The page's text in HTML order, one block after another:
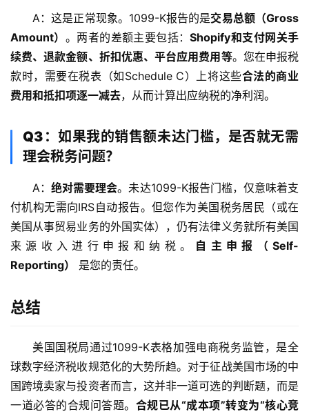
A：这是正常现象。1099-K报告的是交易总额（Gross
Amount） 。两者的差额主要包括：Shopify和支付网关手
续费、退款金额、折扣优惠、平台应用费用等。您在申报税
款时，需要在税表（如Schedule C）上将这些合法的商业
费用和抵扣项逐一减去，从而计算出应纳税的净利润。
Q3：如果我的销售额未达门槛，是否就无需
理会税务问题？
A：绝对需要理会。未达1099-K报告门槛，仅意味着支
付机构无需向IRS自动报告。但您作为美国税务居民（或在
美国从事贸易业务的外国实体），仍有法律义务就所有美国
来源收入进行申报和纳税。 自主申报（Self-
Reporting）
是您的责任。
总结
美国国税局通过1099-K表格加强电商税务监管，是全
球数字经济税收规范化的大势所趋。对于征战美国市场的中
国跨境卖家与投资者而言，这并非一道可选的判断题，而是
一道必答的合规问答题。 合规已从“成本项”转变为“核心竞